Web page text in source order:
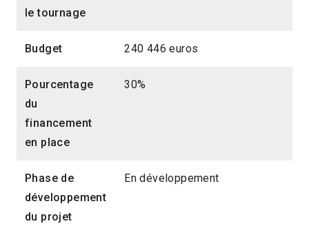
le tournage
Budget 240 446 euros
Pourcentage
du
financement
en place
30%
Phase de
développement
du projet
En développement